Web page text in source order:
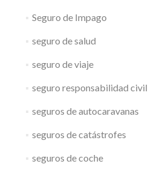
Seguro de Impago
seguro de salud
seguro de viaje
seguro responsabilidad civil
seguros de autocaravanas
seguros de catástrofes
seguros de coche